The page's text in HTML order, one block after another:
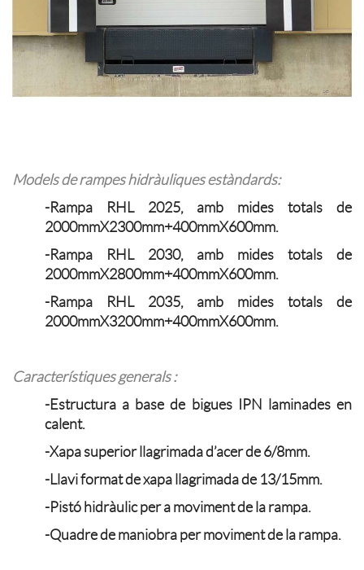
Models de rampes hidràuliques estàndards:
-Rampa RHL 2025, amb mides totals de
2000mmX2300mm+400mmX600mm.
-Rampa RHL 2030, amb mides totals de
2000mmX2800mm+400mmX600mm.
-Rampa RHL 2035, amb mides totals de
2000mmX3200mm+400mmX600mm.
Característiques generals :
-Estructura a base de bigues IPN laminades en
calent.
-Xapa superior llagrimada d’acer de 6/8mm.
-Llavi format de xapa llagrimada de 13/15mm.
-Pistó hidràulic per a moviment de la rampa.
-Quadre de maniobra per moviment de la rampa.